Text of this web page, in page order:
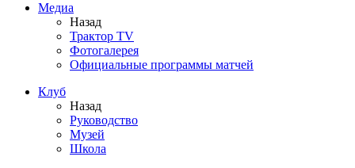
Медиа
Назад
Трактор TV
Фотогалерея
Официальные программы матчей
Клуб
Назад
Руководство
Музей
Школа